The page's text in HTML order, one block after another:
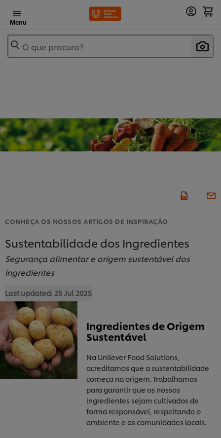
Menu
O que procura?
CONHEÇA OS NOSSOS ARTIGOS DE INSPIRAÇÃO
Sustentabilidade dos Ingredientes
Segurança alimentar e origem sustentável dos
ingredientes
Last updated: 25 Jul 2025
Ingredientes de Origem
Sustentável
Na Unilever Food Solutions,
acreditamos que a sustentabilidade
começa na origem. Trabalhamos
para garantir que os nossos
ingredientes sejam cultivados de
forma responsável, respeitando o
ambiente e as comunidades locais.